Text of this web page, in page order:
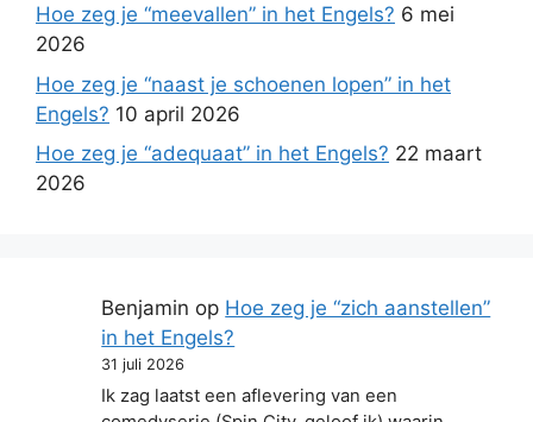
Hoe zeg je “meevallen” in het Engels? 6 mei
2026
Hoe zeg je “naast je schoenen lopen” in het
Engels? 10 april 2026
Hoe zeg je “adequaat” in het Engels? 22 maart
2026
Benjamin op Hoe zeg je “zich aanstellen”
in het Engels?
31 juli 2026
Ik zag laatst een aflevering van een